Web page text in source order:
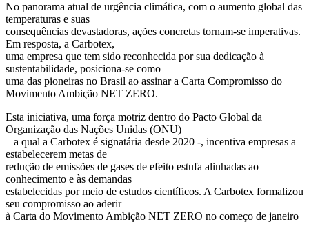
No panorama atual de urgência climática, com o aumento global das
temperaturas e suas
consequências devastadoras, ações concretas tornam-se imperativas.
Em resposta, a Carbotex,
uma empresa que tem sido reconhecida por sua dedicação à
sustentabilidade, posiciona-se como
uma das pioneiras no Brasil ao assinar a Carta Compromisso do
Movimento Ambição NET ZERO.
Esta iniciativa, uma força motriz dentro do Pacto Global da
Organização das Nações Unidas (ONU)
– a qual a Carbotex é signatária desde 2020 -, incentiva empresas a
estabelecerem metas de
redução de emissões de gases de efeito estufa alinhadas ao
conhecimento e às demandas
estabelecidas por meio de estudos científicos. A Carbotex formalizou
seu compromisso ao aderir
à Carta do Movimento Ambição NET ZERO no começo de janeiro